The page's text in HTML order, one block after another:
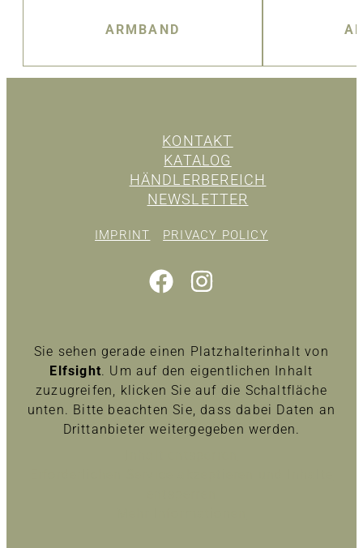
ARMBAND
KONTAKT
KATALOG
HÄNDLERBEREICH
NEWSLETTER
IMPRINT PRIVACY POLICY
Sie sehen gerade einen Platzhalterinhalt von
Elfsight. Um auf den eigentlichen Inhalt
zuzugreifen, klicken Sie auf die Schaltfläche
unten. Bitte beachten Sie, dass dabei Daten an
Drittanbieter weitergegeben werden.